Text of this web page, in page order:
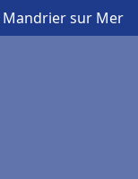
Mandrier sur Mer